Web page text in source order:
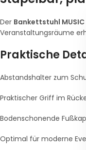
Der Bankettstuhl MUSIC
Veranstaltungsräume
Praktische
Abstandshalter zum
Praktischer Griff im
Bodenschonende
Optimal für moderne